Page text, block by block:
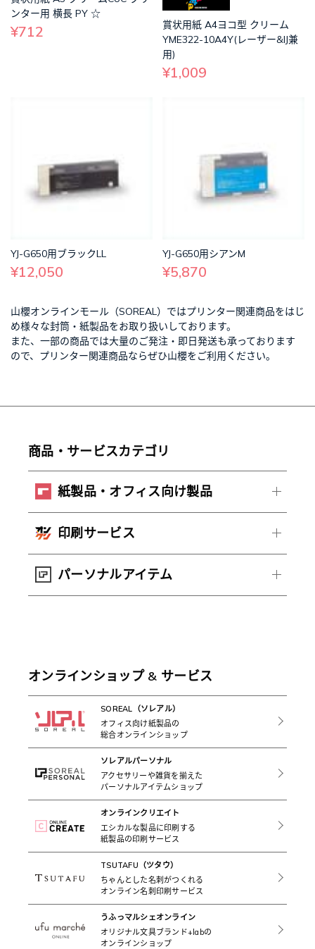
ンター用 横長 PY ☆
¥712
賞状用紙 A4ヨコ型 クリーム
YME322-10A4Y(レーザー&IJ兼
用)
¥1,009
YJ-G650用ブラックLL
¥12,050
YJ-G650用シアンM
¥5,870
山櫻オンラインモール（SOREAL）ではプリンター関連商品をはじ
め様々な封筒・紙製品をお取り扱いしております。
また、一部の商品では大量のご発注・即日発送も承っております
ので、プリンター関連商品ならぜひ山櫻をご利用ください。
商品・サービスカテゴリ
紙製品・オフィス向け製品
印刷サービス
パーソナルアイテム
オンラインショップ & サービス
SOREAL（ソレアル）
オフィス向け紙製品の
総合オンラインショップ
ソレアルパーソナル
アクセサリーや雑貨を揃えた
パーソナルアイテムショップ
オンラインクリエイト
エシカルな製品に印刷する
紙製品の印刷サービス
TSUTAFU（ツタウ）
ちゃんとした名刺がつくれる
オンライン名刺印刷サービス
うふっマルシェオンライン
オリジナル文具ブランド+labの
オンラインショップ